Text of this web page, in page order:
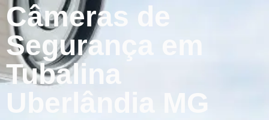
Câmeras de
Segurança em
Tubalina
Uberlândia MG